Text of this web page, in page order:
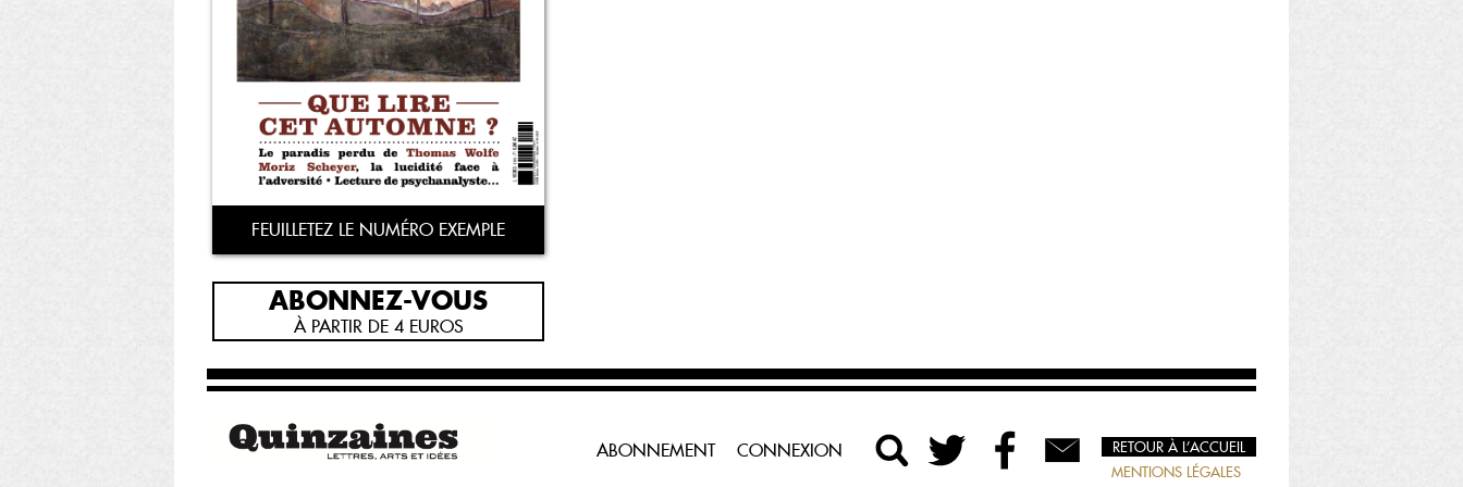
FEUILLETEZ LE NUMÉRO EXEMPLE
ABONNEZ-VOUS
À PARTIR DE 4 EUROS
ABONNEMENT CONNEXION
RETOUR À L’ACCUEIL
MENTIONS LÉGALES